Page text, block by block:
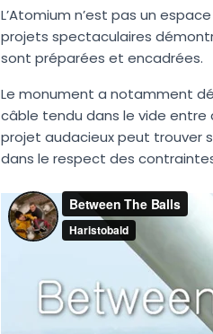
L’Atomium n’est pas un
projets spectaculaires
sont préparées et encadrées.
Le monument a notamment
câble tendu dans le vide entre
projet audacieux peut trouver
dans le respect des